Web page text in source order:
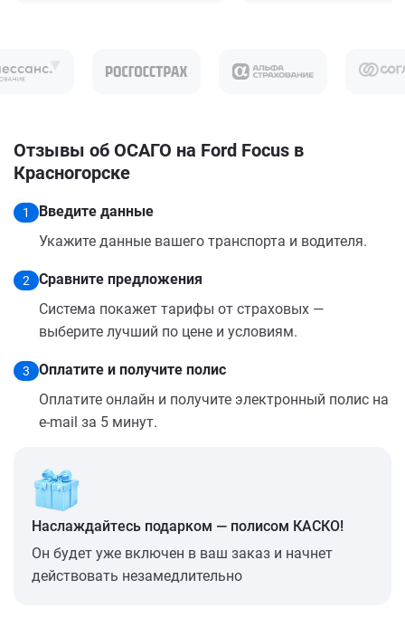
Отзывы об ОСАГО на Ford Focus в
Красногорске
1
Введите данные
Укажите данные вашего транспорта и водителя.
2
Сравните предложения
Система покажет тарифы от страховых —
выберите лучший по цене и условиям.
3
Оплатите и получите полис
Оплатите онлайн и получите электронный полис на
e-mail за 5 минут.
Наслаждайтесь подарком — полисом КАСКО!
Он будет уже включен в ваш заказ и начнет
действовать незамедлительно